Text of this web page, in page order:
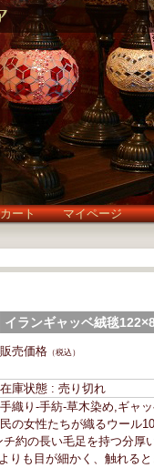
ート
マイページ
イランギャッベ絨毯
販売価格 （税込）
在庫状態 : 売り切れ
手織り-手紡-草木染め,ギャ
民の女性たちが織るウール
約の長い毛足を持つ分厚
りも目が細かく、触れる